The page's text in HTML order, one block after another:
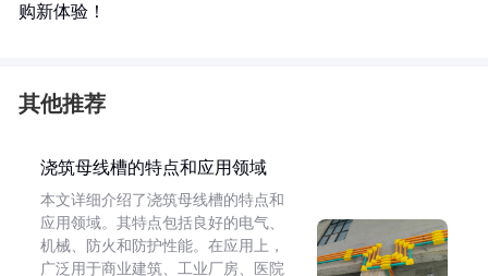
购新体验！
其他推荐
浇筑母线槽的特点和应用领域
本文详细介绍了浇筑母线槽的特点和
应用领域。其特点包括良好的电气、
机械、防火和防护性能。在应用上，
广泛用于商业建筑、工业厂房、医院